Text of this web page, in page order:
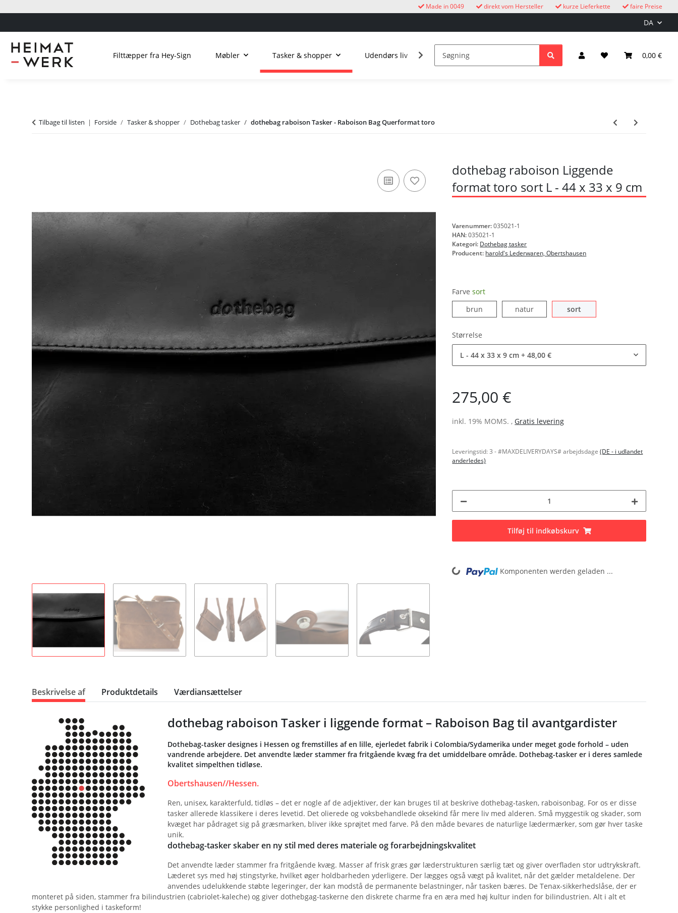
faire Preise
kurze Lieferkette
direkt vom Hersteller
Made in 0049
DA
0,00 €
Filttæpper fra Hey-Sign Møbler Tasker & shopper Udendørs liv Kukure Lys & elektricitet
Tilbage til listen Forside Tasker & shopper Dothebag tasker dothebag raboison Tasker - Raboison Bag Querformat toro
dothebag raboison Liggende
format toro sort L - 44 x 33 x 9 cm
Varenummer:035021-1
HAN:035021-1
Kategori: Dothebag tasker
Producent: harold's Lederwaren, Obertshausen
Farvesort
brun
naturnatur sortsort
Størrelse
L - 44 x 33 x 9 cm + 48,00 €
275,00 €
inkl. 19% MOMS. ,Gratis levering
Leveringstid:3 - #MAXDELIVERYDAYS# arbejdsdage(DE - i udlandet
anderledes)
Tilføj til indkøbskurv
Loading... Komponenten werden geladen ...
Beskrivelse af Produktdetails Værdiansættelser
dothebag raboison Tasker i liggende format – Raboison Bag til avantgardister
Dothebag-tasker designes i Hessen og fremstilles af en lille, ejerledet fabrik i Colombia/Sydamerika under meget gode forhold – uden
vandrende arbejdere. Det anvendte læder stammer fra fritgående kvæg fra det umiddelbare område. Dothebag-tasker er i deres samlede
kvalitet simpelthen tidløse.
Obertshausen//Hessen.
Ren, unisex, karakterfuld, tidløs – det er nogle af de adjektiver, der kan bruges til at beskrive dothebag-tasken, raboisonbag. For os er disse
tasker allerede klassikere i deres levetid. Det olierede og voksbehandlede oksekind får mere liv med alderen. Små myggestik og skader, som
kvæget har pådraget sig på græsmarken, bliver ikke sprøjtet med farve. På den måde bevares de naturlige lædermærker, som gør hver taske
unik.
dothebag-tasker skaber en ny stil med deres materiale og forarbejdningskvalitet
Det anvendte læder stammer fra fritgående kvæg. Masser af frisk græs gør læderstrukturen særlig tæt og giver overfladen stor udtrykskraft.
Læderet sys med høj stingstyrke, hvilket øger holdbarheden yderligere. Der lægges også vægt på kvalitet, når det gælder metaldelene. Der
anvendes udelukkende støbte legeringer, der kan modstå de permanente belastninger, når tasken bæres. De Tenax-sikkerhedslåse, der er
monteret på siden, stammer fra bilindustrien (cabriolet-kaleche) og giver dothebgag-taskerne den diskrete charme fra en æra med høj kultur inden for bilindustrien. Alt i alt et
stykke personlighed i taskeform!